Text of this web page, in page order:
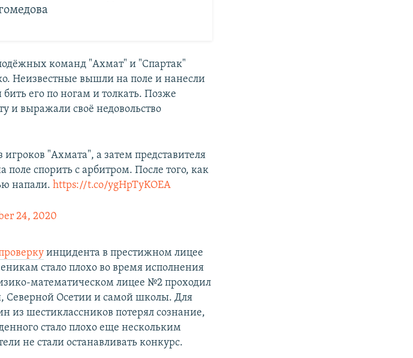
команд "Ахмат" и "Спартак"
Неизвестные вышли на поле и нанесли
бить его по ногам и толкать. Позже
и выражали своё недовольство
игроков "Ахмата", а затем представителя
спорить с арбитром. После того, как
напали.https://t.co/ygHpTyKOEA
24, 2020
инцидента в престижном лицее
стало плохо во время исполнения
математическом лицее №2 проходил
Северной Осетии и самой школы. Для
из шестиклассников потерял сознание,
стало плохо еще нескольким
не стали останавливать конкурс.